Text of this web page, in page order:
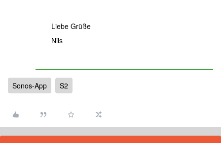
Liebe Grüße
Nils
Sonos-App S2